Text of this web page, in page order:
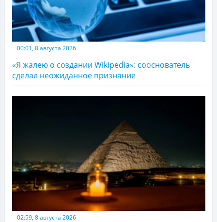
00:01, 8 августа 2026
«Я жалею о создании Wikipedia»: сооснователь
сделал неожиданное признание
02:59, 8 августа 2026